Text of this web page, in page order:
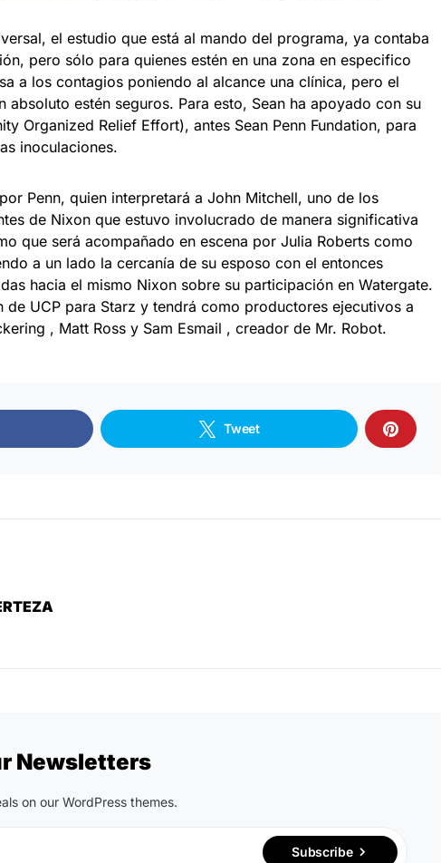
el estudio que está al mando del programa, ya contaba
pero sólo para quienes estén en una zona en especifico
a los contagios poniendo al alcance una clínica, pero el
absoluto estén seguros. Para esto, Sean ha apoyado con su
Organized Relief Effort), antes Sean Penn Fundation, para
inoculaciones.
Penn, quien interpretará a John Mitchell, uno de los
de Nixon que estuvo involucrado de manera significativa
que será acompañado en escena por Julia Roberts como
a un lado la cercanía de su esposo con el entonces
hacia el mismo Nixon sobre su participación en Watergate.
de UCP para Starz y tendrá como productores ejecutivos a
, Matt Ross y Sam Esmail , creador de Mr. Robot.
Tweet
Newsletters
on our WordPress themes.
Subscribe